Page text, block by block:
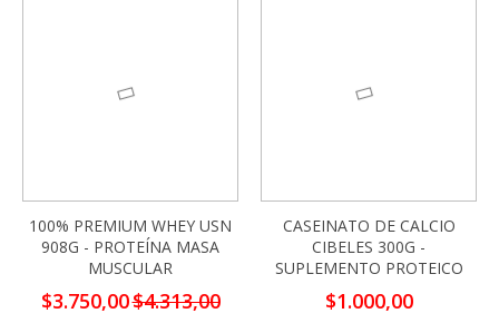
100% PREMIUM WHEY USN
908G - PROTEÍNA MASA
MUSCULAR
Precio
especial
$3.750,00$4.313,00
CASEINATO DE CALCIO
CIBELES 300G -
SUPLEMENTO PROTEICO
$1.000,00